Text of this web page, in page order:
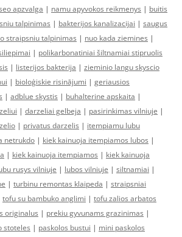
apzvalga | namu apyvokos reikmenys | buitis
talpinimas | bakterijos kanalizacijai | saugus
straipsniu talpinimas | nuo kada ziemines |
| polikarbonatiniai šiltnamiai stipruolis
| listerijos bakterija | zieminio langu skyscio
| bioloģiskie risinājumi | geriausios
| adblue skystis | buhalterine apskaita |
| darzeliai gelbeja | pasirinkimas vilniuje |
| privatus darzelis | itempiamu lubu
netrukdo | kiek kainuoja itempiamos lubos |
| kiek kainuoja itempiamos | kiek kainuoja
rusys vilniuje | lubos vilniuje | siltnamiai |
| turbinu remontas klaipeda | straipsniai
tofu su bambuko anglimi | tofu zalios arbatos
originalus | prekiu gyvunams grazinimas |
stoteles | paskolos bustui | mini paskolos